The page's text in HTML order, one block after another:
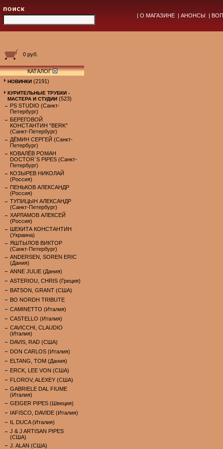
| О МАГАЗИНЕ | АНОНСЫ |
0 руб.
КАТАЛОГ
НОВИНКИ (2191)
КУРИТЕЛЬНЫЕ ТРУБКИ -
МАСТЕРА И СТУДИИ (523)
PS STUDIO (Санкт-
Петербург)
БЕРЕГОВОЙ
КОНСТАНТИН "BERK"
(Санкт-Петербург)
ДЁМИН СЕРГЕЙ (Санкт-
Петербург)
КОВАЛЁВ РОМАН
DOCTOR`S PIPES (Санкт-
Петербург)
КОЗЫРЕВ НИКОЛАЙ
(Россия)
ПЕНЬКОВ АЛЕКСАНДР
(Россия)
ТУПИЦЫН АЛЕКСАНДР
(Санкт-Петербург)
ХАРЛАМОВ АЛЕКСЕЙ
(Россия)
ШЕКИТА КОНСТАНТИН
(Украина)
ЯШТЫЛОВ ВИКТОР
(Санкт-Петербург)
ANDERSEN, SOREN ERIC
(Дания)
ANNE JULIE (Дания)
ASTERIOU, CHRIS (Греция)
BATSON, GRANT (США)
BO NORDH TRIBUTE
CAMINETTO (Италия)
CASTELLO (Италия)
CAVICCHI, CLAUDIO
(Италия)
DAVIS, RAD (США)
DON CARLOS (Италия)
ELTANG, TOM (Дания)
ERCK, LEE VON (США)
FLOROV, ALEXEY (США)
GABRIELE DAL FIUME
(Италия)
GEIGER PIPES (Швеция)
IAFISCO, DAVIDE (Италия)
IL DUCA (Италия)
J & J ARTISAN PIPES
(США)
J. ALAN (США)